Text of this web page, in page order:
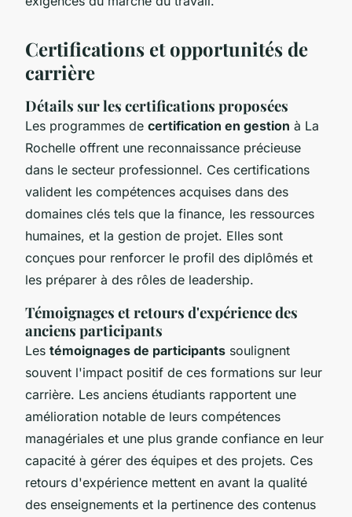
Certifications et opportunités de
carrière
Détails sur les certifications proposées
Les programmes de certification en gestion à La
Rochelle offrent une reconnaissance précieuse
dans le secteur professionnel. Ces certifications
valident les compétences acquises dans des
domaines clés tels que la finance, les ressources
humaines, et la gestion de projet. Elles sont
conçues pour renforcer le profil des diplômés et
les préparer à des rôles de leadership.
Témoignages et retours d'expérience des
anciens participants
Les témoignages de participants soulignent
souvent l'impact positif de ces formations sur leur
carrière. Les anciens étudiants rapportent une
amélioration notable de leurs compétences
managériales et une plus grande confiance en leur
capacité à gérer des équipes et des projets. Ces
retours d'expérience mettent en avant la qualité
des enseignements et la pertinence des contenus